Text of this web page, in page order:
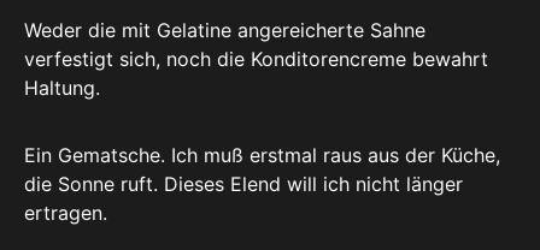
Weder die mit Gelatine angereicherte Sahne
verfestigt sich, noch die Konditorencreme bewahrt
Haltung.
Ein Gematsche. Ich muß erstmal raus aus der Küche,
die Sonne ruft. Dieses Elend will ich nicht länger
ertragen.